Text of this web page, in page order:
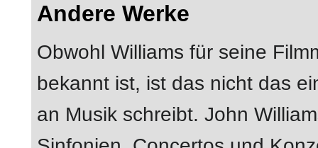
Andere Werke
Obwohl Williams für seine
bekannt ist, ist das nicht das
an Musik schreibt. John